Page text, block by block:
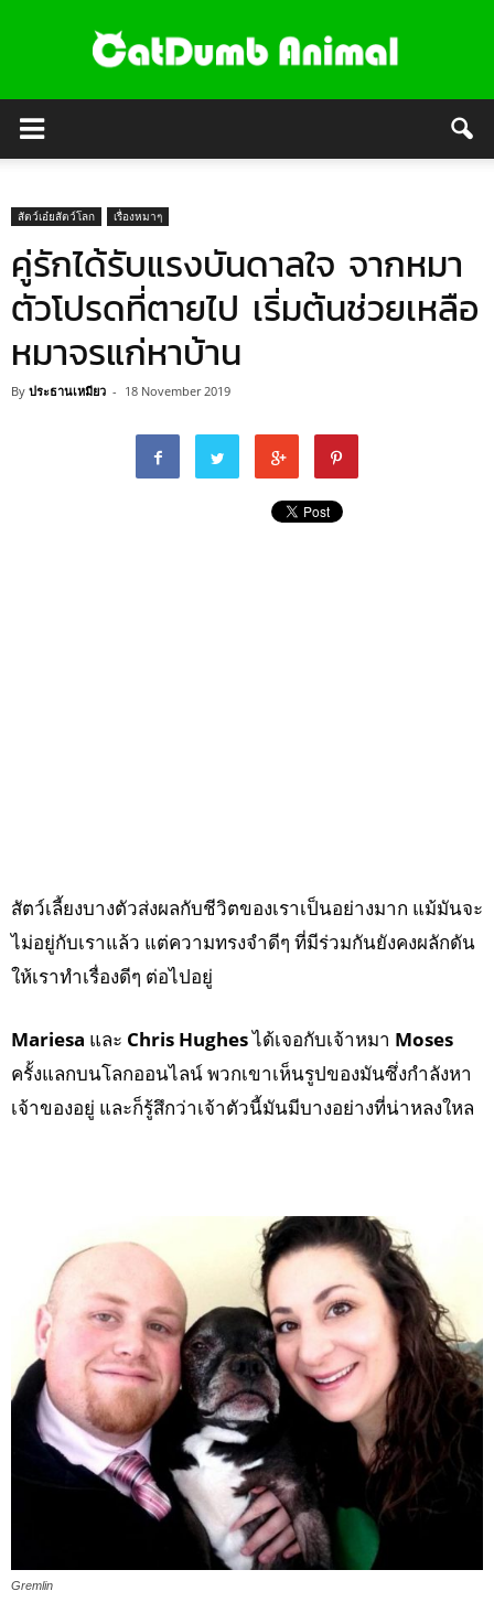
สัตว์เอ๋ยสัตว์โลก เรื่องหมาๆ
คู่รักได้รับแรงบันดาลใจ จากหมา
ตัวโปรดที่ตายไป เริ่มต้นช่วยเหลือ
หมาจรแก่หาบ้าน
By ประธานเหมียว - 18 November 2019
สัตว์เลี้ยงบางตัวส่งผลกับชีวิตของเราเป็นอย่างมาก แม้มันจะ
ไม่อยู่กับเราแล้ว แต่ความทรงจำดีๆ ที่มีร่วมกันยังคงผลักดัน
ให้เราทำเรื่องดีๆ ต่อไปอยู่
Mariesa และ Chris Hughesได้เจอกับเจ้าหมา Moses
ครั้งแลกบนโลกออนไลน์ พวกเขาเห็นรูปของมันซึ่งกำลังหา
เจ้าของอยู่ และก็รู้สึกว่าเจ้าตัวนี้มันมีบางอย่างที่น่าหลงใหล
Gremlin